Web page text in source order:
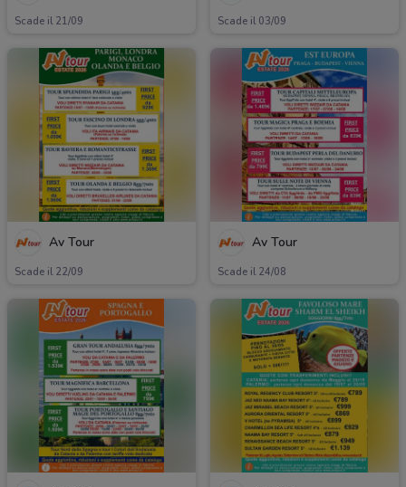
Scade il 21/09 Scade il 03/09
Av Tour
Scade il 22/09
Av Tour
Scade il 24/08